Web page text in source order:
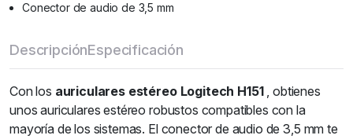
Conector de audio de 3,5 mm
DescripciónEspecificación
Con los auriculares estéreo Logitech H151, obtienes
unos auriculares estéreo robustos compatibles con la
mayoría de los sistemas. El conector de audio de 3,5 mm te